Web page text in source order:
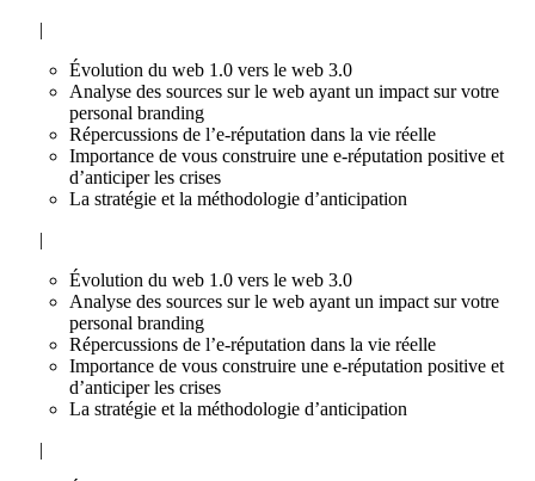
|
Évolution du web 1.0 vers le web 3.0
Analyse des sources sur le web ayant un impact sur votre
personal branding
Répercussions de l’e-réputation dans la vie réelle
Importance de vous construire une e-réputation positive et
d’anticiper les crises
La stratégie et la méthodologie d’anticipation
|
Évolution du web 1.0 vers le web 3.0
Analyse des sources sur le web ayant un impact sur votre
personal branding
Répercussions de l’e-réputation dans la vie réelle
Importance de vous construire une e-réputation positive et
d’anticiper les crises
La stratégie et la méthodologie d’anticipation
|